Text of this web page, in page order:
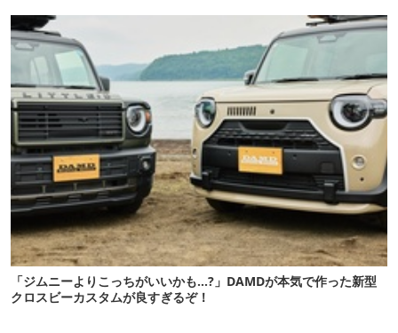
「ジムニーよりこっちがいいかも…?」DAMDが本気で作った新型
クロスビーカスタムが良すぎるぞ！